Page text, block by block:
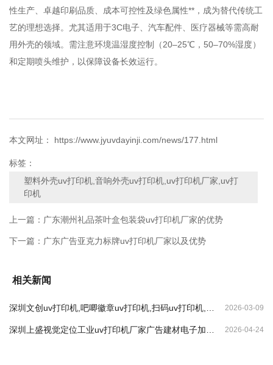
性生产、卓越印刷品质、成本可控性及绿色属性**，成为替代传统工
艺的理想选择。尤其适用于3C电子、汽车配件、医疗器械等需高耐
用外壳的领域。需注意环境温湿度控制（20–25℃，50–70%湿度）
和定期喷头维护，以保障设备长效运行。
本文网址： https://www.jyuvdayinji.com/news/177.html
标签：
塑料外壳uv打印机,音响外壳uv打印机,uv打印机厂家,uv打
印机
上一篇： 广东潮州礼品茶叶盒包装袋uv打印机厂家的优势
下一篇： 广东广告亚克力标牌uv打印机厂家以及优势
相关新闻
2026-03-09
深圳文创uv打印机,吧唧徽章uv打印机,扫码uv打印机,纪
念币uv打印机 2026-04-24
深圳上盛视觉定位工业uv打印机厂家广告建材电子加工